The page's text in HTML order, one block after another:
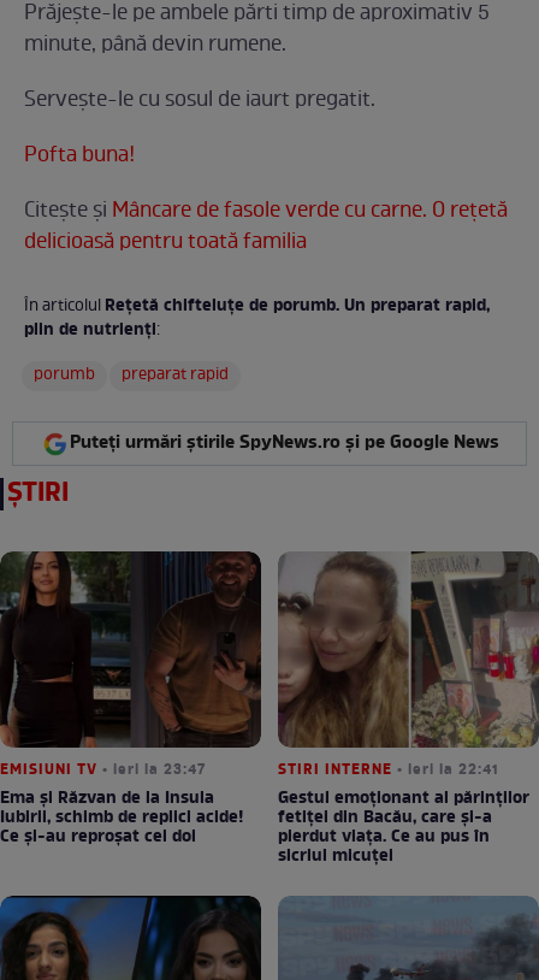
Prăjește-le pe ambele părti timp de aproximativ 5
minute, până devin rumene.
Servește-le cu sosul de iaurt pregatit.
Pofta buna!
Citește și Mâncare de fasole verde cu carne. O rețetă
delicioasă pentru toată familia
În articolulRețetă chifteluțe de porumb. Un preparat rapid,
plin de nutrienți:
porumb
preparat rapid
Puteți urmări știrile SpyNews.ro și pe Google News
ȘTIRI
EMISIUNI TV • ieri la 23:47
Ema și Răzvan de la Insula
Iubirii, schimb de replici acide!
Ce și-au reproșat cei doi
STIRI INTERNE • ieri la 22:41
Gestul emoționant al părinților
fetiței din Bacău, care și-a
pierdut viața. Ce au pus în
sicriul micuței